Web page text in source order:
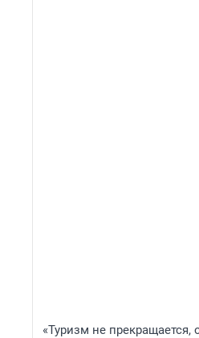
«Туризм не прекращается,